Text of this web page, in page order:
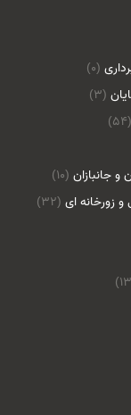
(0)
(3)
(54)
جانبازان (10)
زورخانه ای (32)